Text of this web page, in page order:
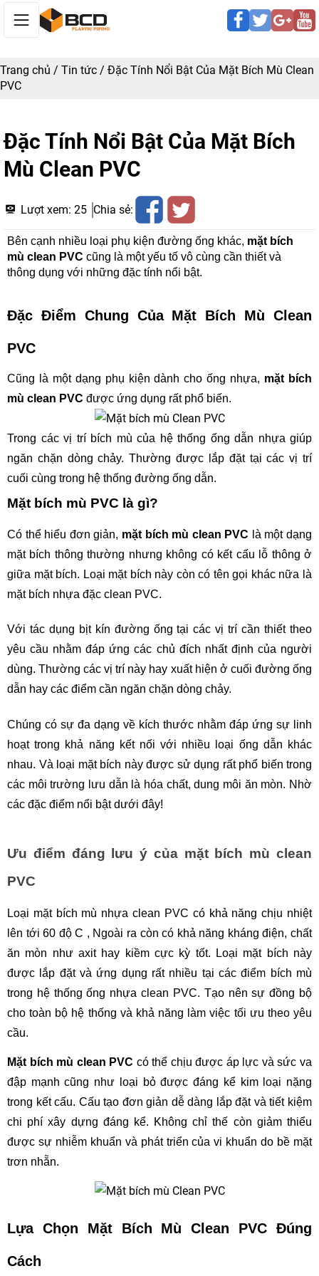
Trang chủ / Tin tức / Đặc Tính Nổi Bật Của Mặt Bích Mù Clean
PVC
Đặc Tính Nổi Bật Của Mặt Bích
Mù Clean PVC
Lượt xem: 25 Chia sẻ:
Bên cạnh nhiều loại phụ kiện đường ống khác, mặt bích
mù clean PVC cũng là một yếu tố vô cùng cần thiết và
thông dụng với những đặc tính nổi bật.
Đặc Điểm Chung Của Mặt Bích Mù Clean
PVC
Cũng là một dạng phụ kiện dành cho ống nhựa, mặt bích
mù clean PVC được ứng dụng rất phổ biến.
Trong các vị trí bích mù của hệ thống ống dẫn nhựa giúp
ngăn chặn dòng chảy. Thường được lắp đặt tại các vị trí
cuối cùng trong hệ thống đường ống dẫn.
Mặt bích mù PVC là gì?
Có thể hiểu đơn giản, mặt bích mù clean PVC là một dạng
mặt bích thông thường nhưng không có kết cấu lỗ thông ở
giữa mặt bích. Loại mặt bích này còn có tên gọi khác nữa là
mặt bích nhựa đặc clean PVC.
Với tác dụng bịt kín đường ống tại các vị trí cần thiết theo
yêu cầu nhằm đáp ứng các chủ đích nhất định của người
dùng. Thường các vị trí này hay xuất hiện ở cuối đường ống
dẫn hay các điểm cần ngăn chặn dòng chảy.
Chúng có sự đa dạng về kích thước nhằm đáp ứng sự linh
hoạt trong khả năng kết nối với nhiều loại ống dẫn khác
nhau. Và loại mặt bích này được sử dụng rất phổ biến trong
các môi trường lưu dẫn là hóa chất, dung môi ăn mòn. Nhờ
các đặc điểm nổi bật dưới đây!
Ưu điểm đáng lưu ý của mặt bích mù clean
PVC
Loại mặt bích mù nhựa clean PVC có khả năng chịu nhiệt
lên tới 60 độ C , Ngoài ra còn có khả năng kháng điện, chất
ăn mòn như axit hay kiềm cực kỳ tốt. Loại mặt bích này
được lắp đặt và ứng dụng rất nhiều tại các điểm bích mù
trong hệ thống ống nhựa clean PVC. Tạo nên sự đồng bộ
cho toàn bộ hệ thống và khả năng làm việc tối ưu theo yêu
cầu.
Mặt bích mù clean PVC có thể chịu được áp lực và sức va
đập mạnh cũng như loại bỏ được đáng kể kim loại nặng
trong kết cấu. Cấu tạo đơn giản dễ dàng lắp đặt và tiết kiệm
chi phí xây dựng đáng kể. Không chỉ thế còn giảm thiểu
được sự nhiễm khuẩn và phát triển của vi khuẩn do bề mặt
trơn nhẵn.
Lựa Chọn Mặt Bích Mù Clean PVC Đúng
Cách